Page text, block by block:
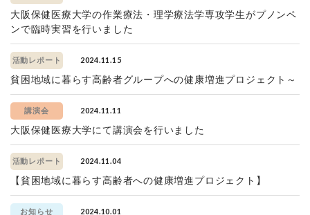
大阪保健医療大学の作業療法・理学療法学専攻学生がプノンペ
ンで臨時実習を行いました
活動レポート 2024.11.15
貧困地域に暮らす高齢者グループへの健康増進プロジェクト～
講演会 2024.11.11
大阪保健医療大学にて講演会を行いました
活動レポート 2024.11.04
【貧困地域に暮らす高齢者への健康増進プロジェクト】
お知らせ 2024.10.01